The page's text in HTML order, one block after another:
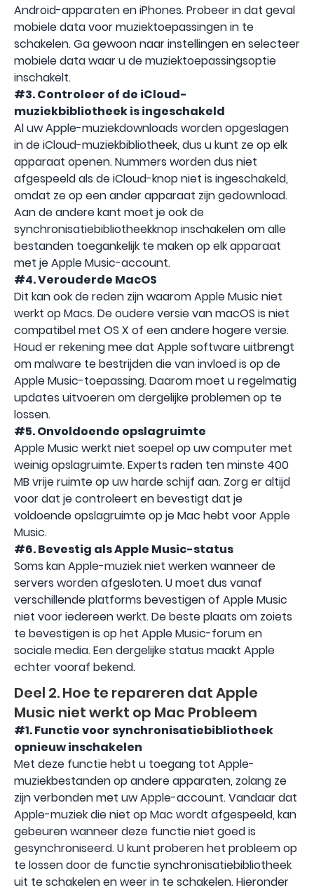
Android-apparaten en iPhones. Probeer in dat geval
mobiele data voor muziektoepassingen in te
schakelen. Ga gewoon naar instellingen en selecteer
mobiele data waar u de muziektoepassingsoptie
inschakelt.
#3. Controleer of de iCloud-
muziekbibliotheek is ingeschakeld
Al uw Apple-muziekdownloads worden opgeslagen
in de iCloud-muziekbibliotheek, dus u kunt ze op elk
apparaat openen. Nummers worden dus niet
afgespeeld als de iCloud-knop niet is ingeschakeld,
omdat ze op een ander apparaat zijn gedownload.
Aan de andere kant moet je ook de
synchronisatiebibliotheekknop inschakelen om alle
bestanden toegankelijk te maken op elk apparaat
met je Apple Music-account.
#4. Verouderde MacOS
Dit kan ook de reden zijn waarom Apple Music niet
werkt op Macs. De oudere versie van macOS is niet
compatibel met OS X of een andere hogere versie.
Houd er rekening mee dat Apple software uitbrengt
om malware te bestrijden die van invloed is op de
Apple Music-toepassing. Daarom moet u regelmatig
updates uitvoeren om dergelijke problemen op te
lossen.
#5. Onvoldoende opslagruimte
Apple Music werkt niet soepel op uw computer met
weinig opslagruimte. Experts raden ten minste 400
MB vrije ruimte op uw harde schijf aan. Zorg er altijd
voor dat je controleert en bevestigt dat je
voldoende opslagruimte op je Mac hebt voor Apple
Music.
#6. Bevestig als Apple Music-status
Soms kan Apple-muziek niet werken wanneer de
servers worden afgesloten. U moet dus vanaf
verschillende platforms bevestigen of Apple Music
niet voor iedereen werkt. De beste plaats om zoiets
te bevestigen is op het Apple Music-forum en
sociale media. Een dergelijke status maakt Apple
echter vooraf bekend.
Deel 2. Hoe te repareren dat Apple
Music niet werkt op Mac Probleem
#1. Functie voor synchronisatiebibliotheek
opnieuw inschakelen
Met deze functie hebt u toegang tot Apple-
muziekbestanden op andere apparaten, zolang ze
zijn verbonden met uw Apple-account. Vandaar dat
Apple-muziek die niet op Mac wordt afgespeeld, kan
gebeuren wanneer deze functie niet goed is
gesynchroniseerd. U kunt proberen het probleem op
te lossen door de functie synchronisatiebibliotheek
uit te schakelen en weer in te schakelen. Hieronder